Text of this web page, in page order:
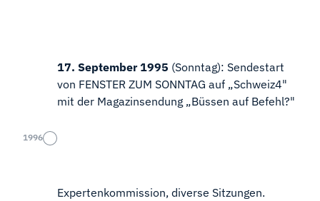
17. September 1995 (Sonntag): Sendestart
von FENSTER ZUM SONNTAG auf „Schweiz4"
mit der Magazinsendung „Büssen auf Befehl?"
1996
Expertenkommission, diverse Sitzungen.